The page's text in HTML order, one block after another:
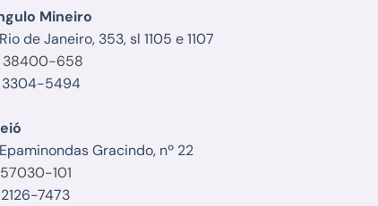
Mineiro
de Janeiro, 353, sl 1105 e 1107
38400-658
5494
Gracindo, nº 22
101
7473